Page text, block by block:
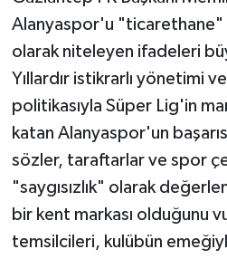
Alanyaspor'u "ticarethane"
olarak niteleyen ifadeleri
Yıllardır istikrarlı yönetimi
politikasıyla Süper Lig'in
katan Alanyaspor'un
sözler, taraftarlar ve spor
"saygısızlık" olarak
bir kent markası olduğunu
temsilcileri, kulübün